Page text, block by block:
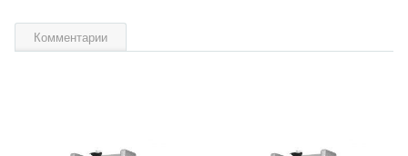
Комментарии